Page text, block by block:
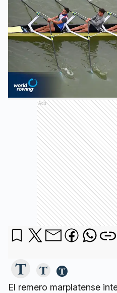
Ads
El remero marplatense